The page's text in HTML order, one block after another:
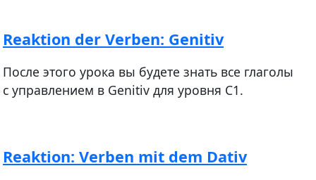
Reaktion der Verben: Genitiv
После этого урока вы будете знать все глаголы
с управлением в Genitiv для уровня С1.
Reaktion: Verben mit dem Dativ